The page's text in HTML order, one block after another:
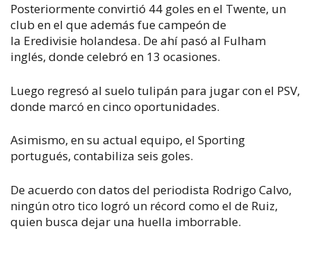
Posteriormente convirtió 44 goles en el Twente, un
club en el que además fue campeón de
la Eredivisie holandesa. De ahí pasó al Fulham
inglés, donde celebró en 13 ocasiones.
Luego regresó al suelo tulipán para jugar con el PSV,
donde marcó en cinco oportunidades.
Asimismo, en su actual equipo, el Sporting
portugués, contabiliza seis goles.
De acuerdo con datos del periodista Rodrigo Calvo,
ningún otro tico logró un récord como el de Ruiz,
quien busca dejar una huella imborrable.